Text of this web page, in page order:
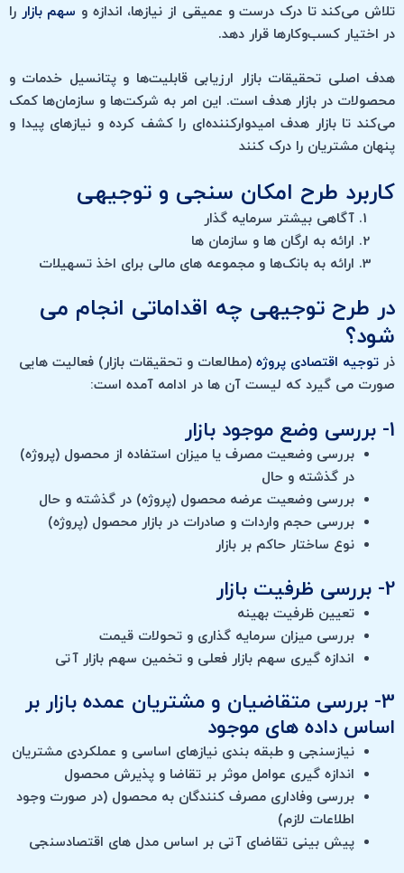
تلاش می‌کند تا درک درست و عمیقی از نیازها، اندازه و سهم بازار را
در اختیار کسب‌وکارها قرار دهد.
هدف اصلی تحقیقات بازار ارزیابی قابلیت‌ها و پتانسیل خدمات و
محصولات در بازار هدف است. این امر به شرکت‌ها و سازمان‌ها کمک
می‌کند تا بازار هدف امیدوارکننده‌ای را کشف کرده و نیازهای پیدا و
پنهان مشتریان را درک کنند
کاربرد طرح امکان سنجی و توجیهی
آگاهی بیشتر سرمایه گذار
ارائه به ارگان ها و سازمان ها
ارائه به بانک‌ها و مجموعه‎ های مالی برای اخذ تسهیلات
در طرح توجیهی چه اقداماتی انجام می
شود؟
ذر توجیه اقتصادی پروژه (مطالعات و تحقیقات بازار) فعالیت هایی
صورت می گیرد که لیست آن ها در ادامه آمده است:
1- بررسی وضع موجود بازار
بررسی وضعیت مصرف یا میزان استفاده از محصول (پروژه)
در گذشته و حال
بررسی وضعیت عرضه محصول (پروژه) در گذشته و حال
بررسی حجم واردات و صادرات در بازار محصول (پروژه)
نوع ساختار حاکم بر بازار
2- بررسی ظرفیت بازار
تعیین ظرفیت بهینه
بررسی میزان سرمایه گذاری و تحولات قیمت
اندازه گیری سهم بازار فعلی و تخمین سهم بازار آتی
3- بررسی متقاضیان و مشتریان عمده بازار بر
اساس داده های موجود
نیازسنجی و طبقه بندی نیازهای اساسی و عملکردی مشتریان
اندازه گیری عوامل موثر بر تقاضا و پذیرش محصول
بررسی وفاداری مصرف کنندگان به محصول (در صورت وجود
اطلاعات لازم)
پیش بینی تقاضای آتی بر اساس مدل های اقتصادسنجی